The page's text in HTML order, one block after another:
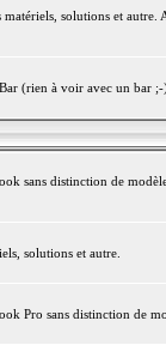
solutions et
(rien à voir avec un bar
sans distinction de
solutions et autre.
Pro sans distinction de